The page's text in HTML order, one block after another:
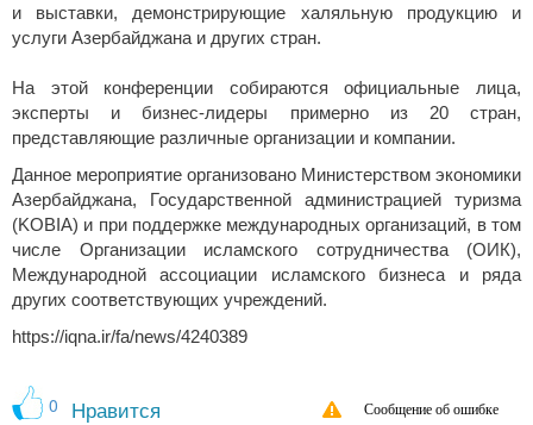
и выставки, демонстрирующие халяльную продукцию и
услуги Азербайджана и других стран.
На этой конференции собираются официальные лица,
эксперты и бизнес-лидеры примерно из 20 стран,
представляющие различные организации и компании.
Данное мероприятие организовано Министерством экономики
Азербайджана, Государственной администрацией туризма
(KOBIA) и при поддержке международных организаций, в том
числе Организации исламского сотрудничества (ОИК),
Международной ассоциации исламского бизнеса и ряда
других соответствующих учреждений.
https://iqna.ir/fa/news/4240389
0 Нравится Сообщение об ошибке